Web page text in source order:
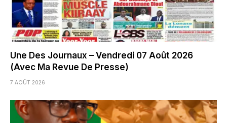
Une Des Journaux – Vendredi 07 Août 2026
(Avec Ma Revue De Presse)
7 AOÛT 2026